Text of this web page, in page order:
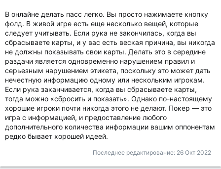
В онлайне делать пасс легко. Вы просто нажимаете кнопку
фолд. В живой игре есть еще несколько вещей, которые
следует учитывать. Если рука не закончилась, когда вы
сбрасываете карты, и у вас есть веская причина, вы никогда
не должны показывать свои карты. Делать это в середине
раздачи является одновременно нарушением правил и
серьезным нарушением этикета, поскольку это может дать
нечестную информацию одному или нескольким игрокам.
Если рука заканчивается, когда вы сбрасываете карты,
тогда можно «сбросить и показать». Однако по-настоящему
хорошие игроки почти никогда этого не делают. Покер — это
игра с информацией, и предоставление любого
дополнительного количества информации вашим оппонентам
редко бывает хорошей идеей.
Последнее редактирование: 26 Окт 2022